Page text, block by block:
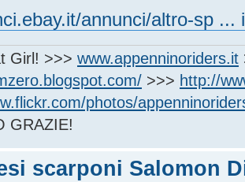
annunci/altro-sp ...
Girl! >>> www.appenninoriders.it
>>> http://
photos/
GRAZIE!
scarponi Salomon